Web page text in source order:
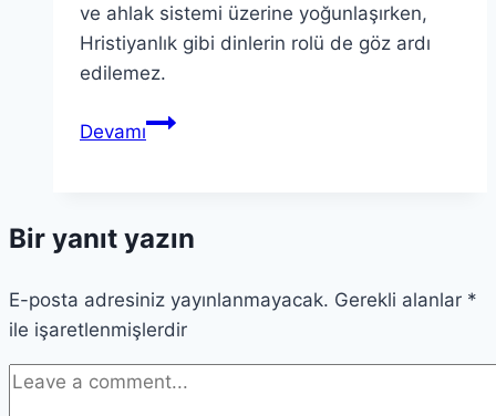
ve ahlak sistemi üzerine yoğunlaşırken,
Hristiyanlık gibi dinlerin rolü de göz ardı
edilemez.
DevamıTanrı’nın
Felsefi
Bir yanıt yazın
E-posta adresiniz yayınlanmayacak. Gerekli alanlar *
ile işaretlenmişlerdir